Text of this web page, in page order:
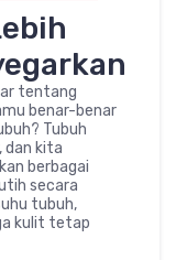
tentang
benar-benar
Tubuh
dan kita
berbagai
secara
tubuh,
kulit tetap